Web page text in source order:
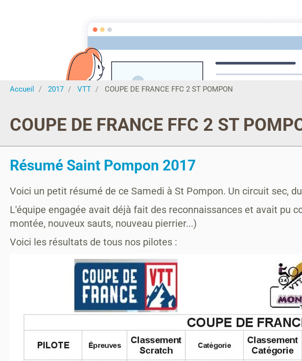
MONTAGRIER VTT-TRAIL
association montagrier sports loisirs
ECOLE VTT CENTRE SPORTS NATURE CCPR Actualités AGENDA
Accueil 2017 VTT COUPE DE FRANCE FFC 2 ST POMPON
COUPE DE FRANCE FFC 2 ST
Résumé Saint Pompon 2017
Voici un petit résumé de ce Samedi à St Pompon. Un circuit sec,
L'équipe engagée avait déjà fait des reconnaissances et avait
montée, nouveux sauts, nouveau pierrier...)
Voici les résultats de tous nos pilotes :